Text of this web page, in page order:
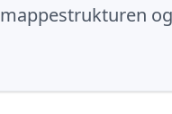
mappestrukturen